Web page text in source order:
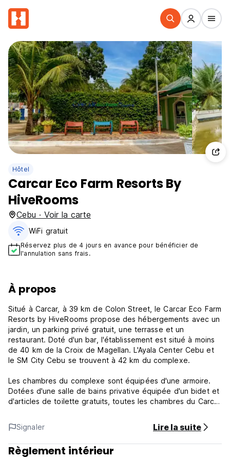
Hôtel
Carcar Eco Farm Resorts By
HiveRooms
Cebu · Voir la carte
WiFi gratuit
Réservez plus de 4 jours en avance pour bénéficier de
l'annulation sans frais.
À propos
Situé à Carcar, à 39 km de Colon Street, le Carcar Eco Farm
Resorts by HiveRooms propose des hébergements avec un
jardin, un parking privé gratuit, une terrasse et un
restaurant. Doté d'un bar, l'établissement est situé à moins
de 40 km de la Croix de Magellan. L'Ayala Center Cebu et
le SM City Cebu se trouvent à 42 km du complexe.
Les chambres du complexe sont équipées d'une armoire.
Dotées d'une salle de bains privative équipée d'un bidet et
d'articles de toilette gratuits, toutes les chambres du Carcar
à écran plat et de la climatisation. Certaines chambres
disposent également d'un coin salon. Les chambres sont
équipées de linge de lit et de serviettes.
Signaler Lire la suite
Règlement intérieur